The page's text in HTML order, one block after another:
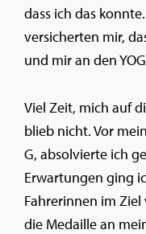
dass ich das
versicherten mir,
und mir an den
Viel Zeit, mich auf
blieb nicht. Vor
G, absolvierte ich
Erwartungen ging
Fahrerinnen im Ziel
die Medaille an